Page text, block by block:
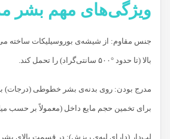
ویژگی‌های مهم بشر
جنس مقاوم: از شیشه‌ی بوروسیلیکات ساخته
بالا (تا حدود °۵۰۰ سانتی‌گراد) را تحمل کند.
مدرج بودن: روی بدنه‌ی بشر خطوطی (درجات)
برای تخمین حجم مایع داخل (معمولاً بر حسب
لب‌دار (دارای لبه‌ی ریزش): در قسمت بالای بشر